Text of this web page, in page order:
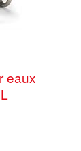
eaux